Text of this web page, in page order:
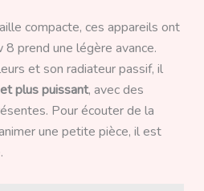
compacte, ces appareils ont
8 prend une légère avance.
et son radiateur passif, il
plus puissant, avec des
Pour écouter de la
une petite pièce, il est